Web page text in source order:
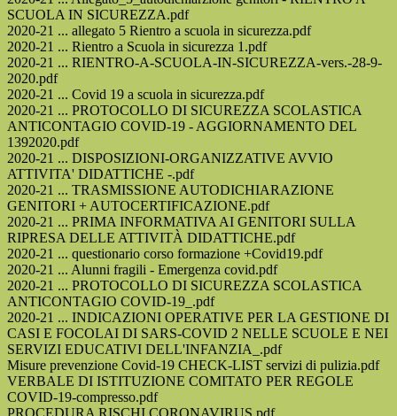
SCUOLA IN SICUREZZA.pdf
2020-21 ... allegato 5 Rientro a scuola in sicurezza.pdf
2020-21 ... Rientro a Scuola in sicurezza 1.pdf
2020-21 ... RIENTRO-A-SCUOLA-IN-SICUREZZA-vers.-28-9-
2020.pdf
2020-21 ... Covid 19 a scuola in sicurezza.pdf
2020-21 ... PROTOCOLLO DI SICUREZZA SCOLASTICA
ANTICONTAGIO COVID-19 - AGGIORNAMENTO DEL
1392020.pdf
2020-21 ... DISPOSIZIONI-ORGANIZZATIVE AVVIO
ATTIVITA' DIDATTICHE -.pdf
2020-21 ... TRASMISSIONE AUTODICHIARAZIONE
GENITORI + AUTOCERTIFICAZIONE.pdf
2020-21 ... PRIMA INFORMATIVA AI GENITORI SULLA
RIPRESA DELLE ATTIVITÀ DIDATTICHE.pdf
2020-21 ... questionario corso formazione +Covid19.pdf
2020-21 ... Alunni fragili - Emergenza covid.pdf
2020-21 ... PROTOCOLLO DI SICUREZZA SCOLASTICA
ANTICONTAGIO COVID-19_.pdf
2020-21 ... INDICAZIONI OPERATIVE PER LA GESTIONE DI
CASI E FOCOLAI DI SARS-COVID 2 NELLE SCUOLE E NEI
SERVIZI EDUCATIVI DELL'INFANZIA_.pdf
Misure prevenzione Covid-19 CHECK-LIST servizi di pulizia.pdf
VERBALE DI ISTITUZIONE COMITATO PER REGOLE
COVID-19-compresso.pdf